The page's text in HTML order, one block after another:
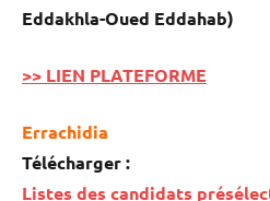
Eddakhla-Oued Eddahab)
>> LIEN PLATEFORME
Errachidia
Télécharger :
Listes des candidats